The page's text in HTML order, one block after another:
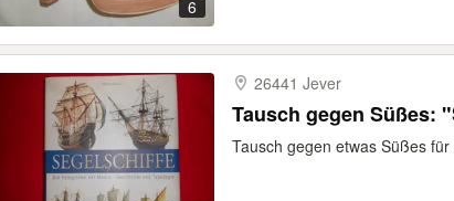
6
26441 Jever
Tausch gegen Süßes:
Tausch gegen etwas Süßes